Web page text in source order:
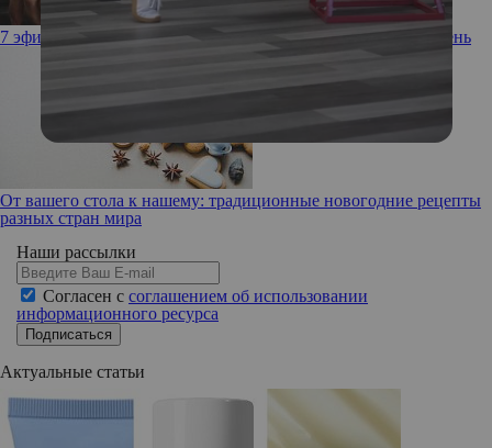
7 эфирных масел, которыми можно пользоваться каждый день
От вашего стола к нашему: традиционные новогодние рецепты
разных стран мира
Наши рассылки
Согласен с соглашением об использовании
информационного ресурса
Подписаться
Актуальные статьи